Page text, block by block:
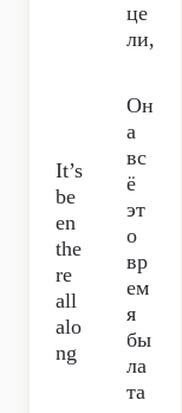
це
ли,
It’s
be
en
the
re
all
alo
ng
Он
а
вс
ё
эт
о
вр
ем
я
бы
ла
та